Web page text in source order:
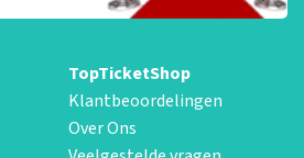
TopTicketShop
Klantbeoordelingen
Over Ons